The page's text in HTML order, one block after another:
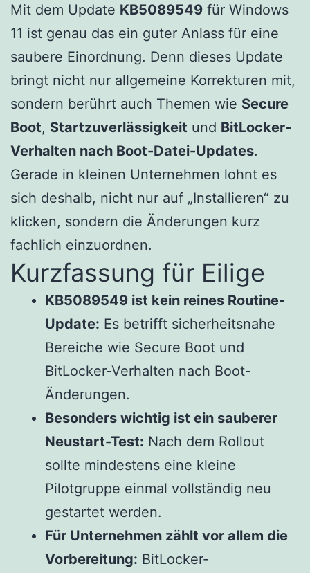
Mit dem Update KB5089549 für Windows
11 ist genau das ein guter Anlass für eine
saubere Einordnung. Denn dieses Update
bringt nicht nur allgemeine Korrekturen mit,
sondern berührt auch Themen wie Secure
Boot, Startzuverlässigkeit und BitLocker-
Verhalten nach Boot-Datei-Updates.
Gerade in kleinen Unternehmen lohnt es
sich deshalb, nicht nur auf „Installieren“ zu
klicken, sondern die Änderungen kurz
fachlich einzuordnen.
Kurzfassung für Eilige
KB5089549 ist kein reines Routine-
Update: Es betrifft sicherheitsnahe
Bereiche wie Secure Boot und
BitLocker-Verhalten nach Boot-
Änderungen.
Besonders wichtig ist ein sauberer
Neustart-Test: Nach dem Rollout
sollte mindestens eine kleine
Pilotgruppe einmal vollständig neu
gestartet werden.
Für Unternehmen zählt vor allem die
Vorbereitung: BitLocker-